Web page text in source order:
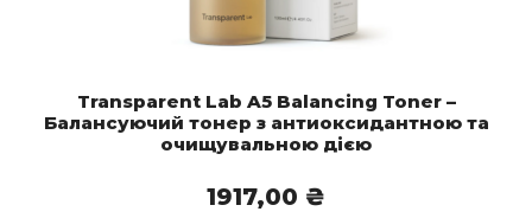
Transparent Lab A5 Balancing Toner –
Балансуючий тонер з антиоксидантною та
очищувальною дією
1917,00 ₴